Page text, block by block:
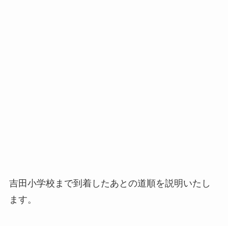
吉田小学校まで到着したあとの道順を説明いたし
ます。